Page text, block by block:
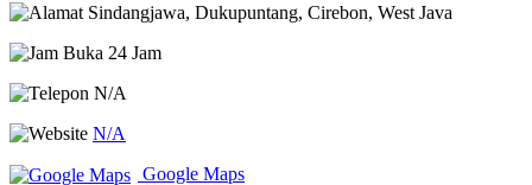
Sindangjawa, Dukupuntang, Cirebon, West Java
Buka 24 Jam
N/A
N/A
Google Maps